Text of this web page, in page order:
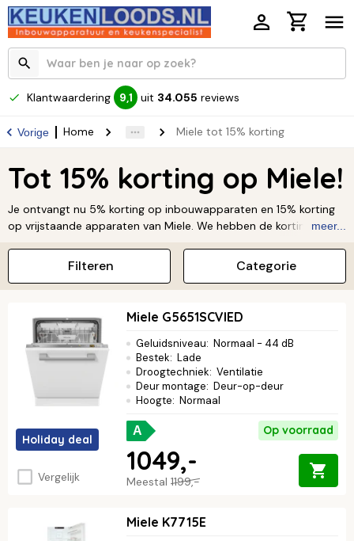
Klantwaardering 9,1 uit 34.055 reviews
Vorige Home Miele tot 15% korting
Tot 15% korting op Miele!
Je ontvangt nu 5% korting op inbouwapparaten en 15% korting
op vrijstaande apparaten van Miele. We hebben de korting al
profiteert direct.
*Exclusief accessoires
meer...
Categorie
Filteren
Holiday deal
Vergelijk
Miele G5651SCVIED
Geluidsniveau: Normaal - 44 dB
Bestek: Lade
Droogtechniek: Ventilatie
Deur montage: Deur-op-deur
Hoogte: Normaal
A Op voorraad
Meestal 1199,-
1049,-
Miele K7715E